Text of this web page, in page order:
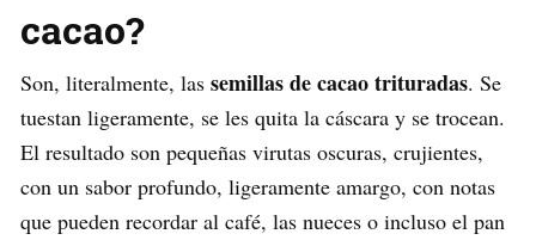
cacao?
Son, literalmente, las semillas de cacao trituradas. Se
tuestan ligeramente, se les quita la cáscara y se trocean.
El resultado son pequeñas virutas oscuras, crujientes,
con un sabor profundo, ligeramente amargo, con notas
que pueden recordar al café, las nueces o incluso el pan